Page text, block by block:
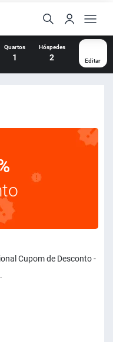
Quartos
1
Hóspedes
2 Editar
Cupom de Desconto -